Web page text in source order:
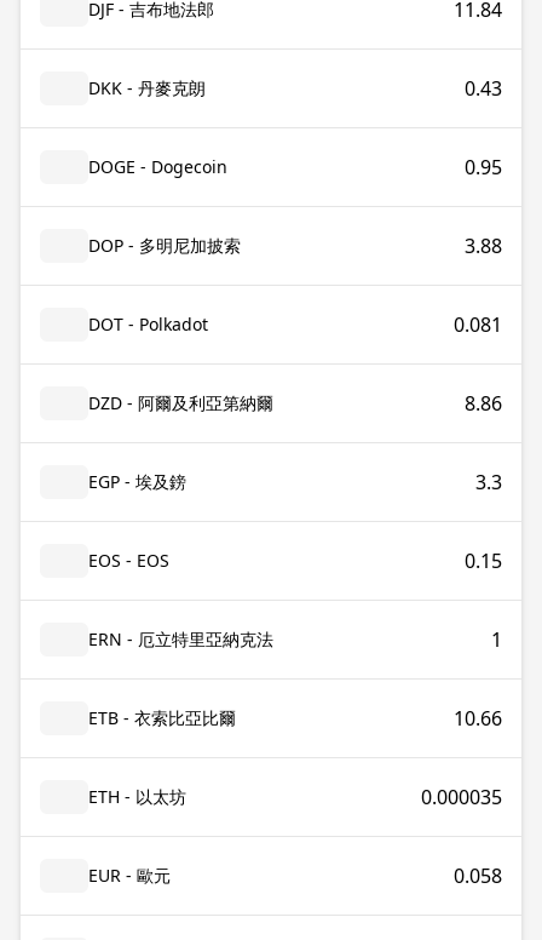
DJF - 吉布地法郎 11.84
DKK - 丹麥克朗 0.43
DOGE - Dogecoin 0.95
DOP - 多明尼加披索 3.88
DOT - Polkadot 0.081
DZD - 阿爾及利亞第納爾 8.86
EGP - 埃及鎊 3.3
EOS - EOS 0.15
ERN - 厄立特里亞納克法 1
ETB - 衣索比亞比爾 10.66
ETH - 以太坊 0.000035
EUR - 歐元 0.058